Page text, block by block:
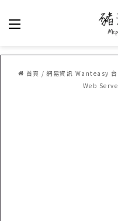
首頁 / 網易資訊 Wanteasy
Web